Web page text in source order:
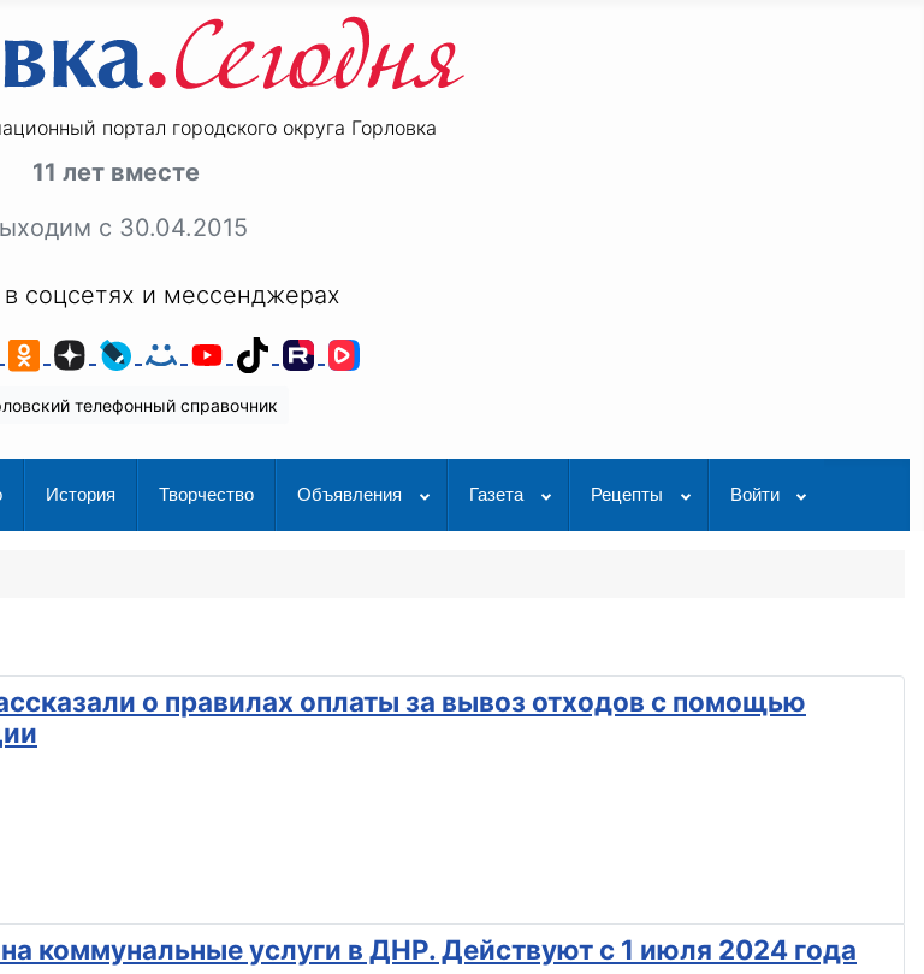
портал городского округа Горловка
11 лет вместе
с 30.04.2015
в соцсетях и мессенджерах
ВКонтакте
Одноклассники
ДзенLiveJournal
Мой Мир
YouTube
TikTokRutube
телефонный справочник
История Творчество Объявления Газета Рецепты Войти
о правилах оплаты за вывоз отходов с помощью
коммунальные услуги в ДНР. Действуют с 1 июля 2024 года